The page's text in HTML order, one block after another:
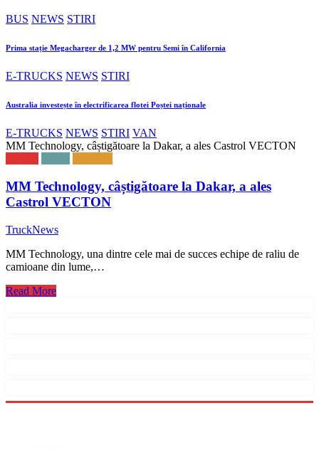
BUS NEWS STIRI
Prima stație Megacharger de 1,2 MW pentru Semi în California
E-TRUCKS NEWS STIRI
Australia investește în electrificarea flotei Poștei naționale
E-TRUCKS NEWS STIRI VAN
MM Technology, câștigătoare la Dakar, a ales Castrol VECTON
MM Technology, câștigătoare la Dakar, a ales
Castrol VECTON
TruckNews
MM Technology, una dintre cele mai de succes echipe de raliu de
camioane din lume,…
Read More